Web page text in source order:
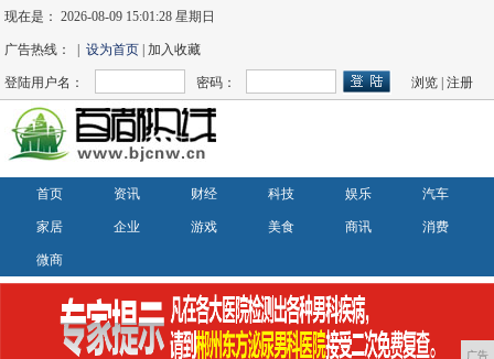
现在是：2026-08-09 15:01:28 星期日
广告热线： |设为首页 | 加入收藏
登陆用户名： 密码： 浏览 |注册
首页 资讯 财经 科技 娱乐 汽车
家居 企业 游戏 美食 商讯 消费
微商
广告